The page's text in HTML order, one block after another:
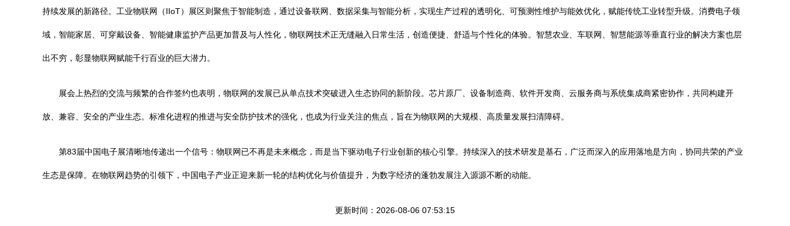
持续发展的新路径。工业物联网（IIoT）展区则聚焦于智能制造，通过设备联网、数据采集与智能分析，实现生产过程的透明化、可预测性维护与能效优化，赋能传统工业转型升级。消费电子领
域，智能家居、可穿戴设备、智能健康监护产品更加普及与人性化，物联网技术正无缝融入日常生活，创造便捷、舒适与个性化的体验。智慧农业、车联网、智慧能源等垂直行业的解决方案也层
出不穷，彰显物联网赋能千行百业的巨大潜力。
展会上热烈的交流与频繁的合作签约也表明，物联网的发展已从单点技术突破进入生态协同的新阶段。芯片原厂、设备制造商、软件开发商、云服务商与系统集成商紧密协作，共同构建开
放、兼容、安全的产业生态。标准化进程的推进与安全防护技术的强化，也成为行业关注的焦点，旨在为物联网的大规模、高质量发展扫清障碍。
第83届中国电子展清晰地传递出一个信号：物联网已不再是未来概念，而是当下驱动电子行业创新的核心引擎。持续深入的技术研发是基石，广泛而深入的应用落地是方向，协同共荣的产业
生态是保障。在物联网趋势的引领下，中国电子产业正迎来新一轮的结构优化与价值提升，为数字经济的蓬勃发展注入源源不断的动能。
更新时间：2026-08-06 07:53:15